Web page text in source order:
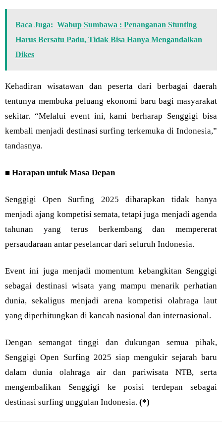
Baca Juga: Wabup Sumbawa : Penanganan Stunting
Harus Bersatu Padu, Tidak Bisa Hanya Mengandalkan
Dikes
Kehadiran wisatawan dan peserta dari berbagai daerah
tentunya membuka peluang ekonomi baru bagi masyarakat
sekitar. “Melalui event ini, kami berharap Senggigi bisa
kembali menjadi destinasi surfing terkemuka di Indonesia,”
tandasnya.
■ Harapan untuk Masa Depan
Senggigi Open Surfing 2025 diharapkan tidak hanya
menjadi ajang kompetisi semata, tetapi juga menjadi agenda
tahunan yang terus berkembang dan mempererat
persaudaraan antar peselancar dari seluruh Indonesia.
Event ini juga menjadi momentum kebangkitan Senggigi
sebagai destinasi wisata yang mampu menarik perhatian
dunia, sekaligus menjadi arena kompetisi olahraga laut
yang diperhitungkan di kancah nasional dan internasional.
Dengan semangat tinggi dan dukungan semua pihak,
Senggigi Open Surfing 2025 siap mengukir sejarah baru
dalam dunia olahraga air dan pariwisata NTB, serta
mengembalikan Senggigi ke posisi terdepan sebagai
destinasi surfing unggulan Indonesia. (*)